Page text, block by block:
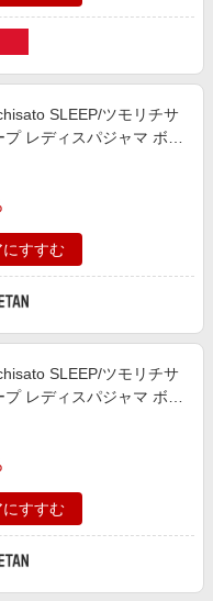
SLEEP/ツモリチサ
プ レディスパジャマ ボト
にすすむ
SLEEP/ツモリチサ
プ レディスパジャマ ボト
にすすむ